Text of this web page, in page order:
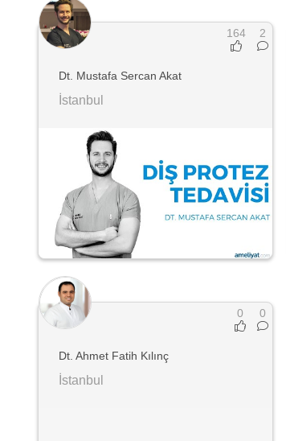
164 2
Dt. Mustafa Sercan Akat
İstanbul
0 0
Dt. Ahmet Fatih Kılınç
İstanbul